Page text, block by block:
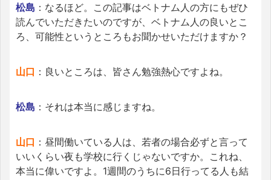
松島 ：なるほど。この記事はベトナム人の方にもぜひ
読んでいただきたいのですが、ベトナム人の良いとこ
ろ、可能性というところもお聞かせいただけますか？
山口 ：良いところは、皆さん勉強熱心ですよね。
松島 ：それは本当に感じますね。
山口 ：昼間働いている人は、若者の場合必ずと言って
いいくらい夜も学校に行くじゃないですか。これね、
本当に偉いですよ。1週間のうちに6日行ってる人も結